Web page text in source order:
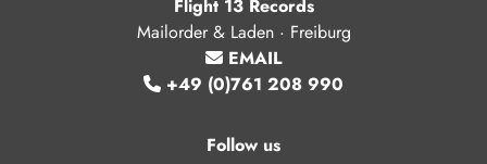
Flight 13 Records
Mailorder & Laden · Freiburg
EMAIL
+49 (0)761 208 990
Follow us